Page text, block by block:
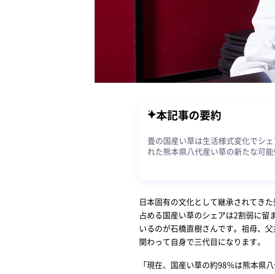
本記事の要約
畳の国産い草は生活様式変化でシ
れた熊本県八代産い草の新たな可能
日本固有の文化として継承されてき
占める国産い草のシェアは2割弱に留
いるのが石橋直樹さんです。祖母、
関わって自身で三代目になります。
「現在、国産い草の約98％は熊本県